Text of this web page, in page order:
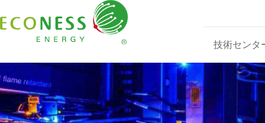
技術センタ